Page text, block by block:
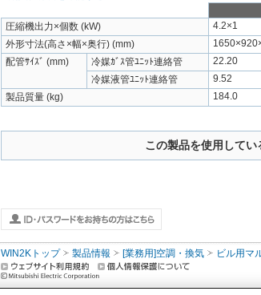
圧縮機出力×個数 (kW)
4.2×1
外形寸法(高さ×幅×奥行) (mm)
配管ｻｲｽﾞ (mm)
冷媒ｶﾞｽ管ﾕﾆｯﾄ連絡管
22.20
冷媒液管ﾕﾆｯﾄ連絡管
9.52
製品質量 (kg)
184.0
この製品を使用してい
WIN2Kトップ 製品情報 [業務用]空調・換気 ビル用マ